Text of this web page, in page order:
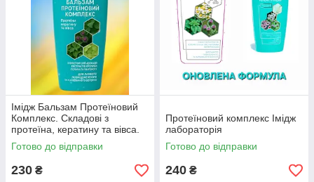
Імідж Бальзам Протеїновий
Комплекс. Складові з
протеїна, кератину та вівса.
Імідж Лабораторія
Готово до відправки
230 ₴
Протеїновий комплекс Імідж
лабораторія
Готово до відправки
240 ₴